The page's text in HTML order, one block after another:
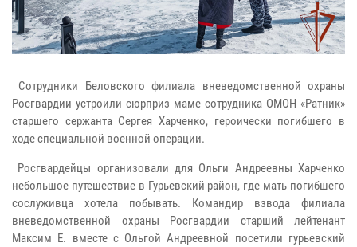
Сотрудники Беловского филиала вневедомственной охраны
Росгвардии устроили сюрприз маме сотрудника ОМОН «Ратник»
старшего сержанта Сергея Харченко, героически погибшего в
ходе специальной военной операции.
Росгвардейцы организовали для Ольги Андреевны Харченко
небольшое путешествие в Гурьевский район, где мать погибшего
сослуживца хотела побывать. Командир взвода филиала
вневедомственной охраны Росгвардии старший лейтенант
Максим Е. вместе с Ольгой Андреевной посетили гурьевский